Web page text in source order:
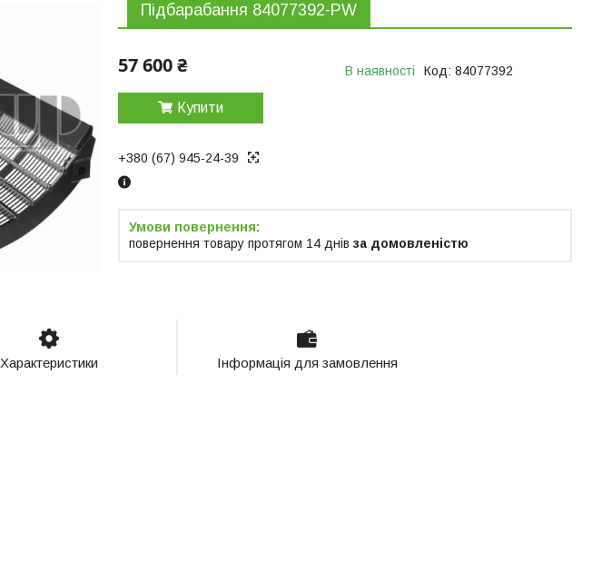
Підбарабання 84077392-PW
57 600 ₴ В наявності Код: 84077392
Купити
+380 (67) 945-24-39
повернення товару протягом 14 днів за домовленістю
Характеристики Інформація для замовлення